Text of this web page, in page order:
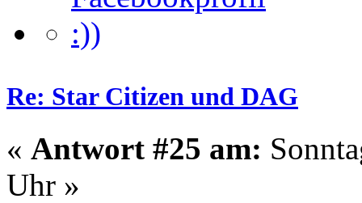
Re: Star Citizen und DAG
« Antwort #25 am:
Uhr »